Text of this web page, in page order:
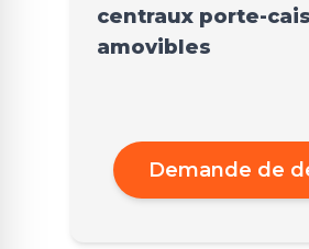
centraux porte-
amovibles
Demande de